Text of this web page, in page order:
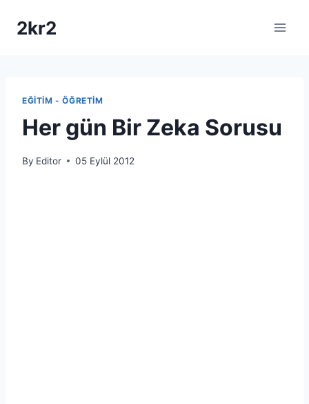
2kr2
EĞITIM - ÖĞRETIM
Her gün Bir Zeka Sorusu
By Editor 05 Eylül 2012